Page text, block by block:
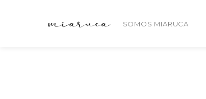
SOMOS MIARUCA